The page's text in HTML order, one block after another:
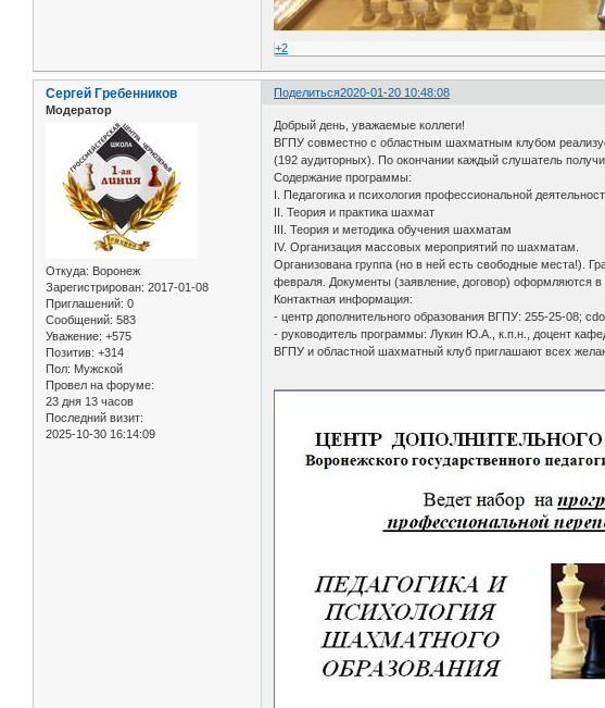
+2
Поделиться2020-01-20 10:48:08
Сергей Гребенников
Модератор
Откуда: Воронеж
Зарегистрирован: 2017-01-08
Приглашений: 0
Сообщений: 583
Уважение: +575
Позитив: +314
Пол: Мужской
Провел на форуме:
23 дня 13 часов
Последний визит:
2025-10-30 16:14:09
Добрый день, уважаемые коллеги!
ВГПУ совместно с областным шахматным клубом
(192 аудиторных). По окончании каждый слушатель
Содержание программы:
I. Педагогика и психология профессиональной
II. Теория и практика шахмат
III. Теория и методика обучения шахматам
IV. Организация массовых мероприятий по шахматам.
Организована группа (но в ней есть свободные места!).
февраля. Документы (заявление, договор) оформляются
Контактная информация:
- центр дополнительного образования ВГПУ: 255-25-08;
- руководитель программы: Лукин Ю.А., к.п.н., доцент
ВГПУ и областной шахматный клуб приглашают всех